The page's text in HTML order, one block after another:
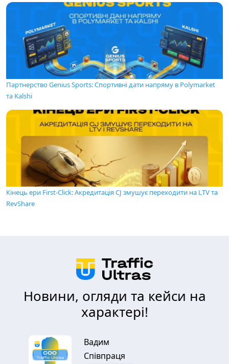
Партнерство Genius Sports: Спортивні дати напряму в Polymarket
та Kalshi
Кінець ери First-Click: Акредитація CJ змушує переходити на LTV та
RevShare
Новини, огляди та кейси на
характері!
Вадим
Співпраця